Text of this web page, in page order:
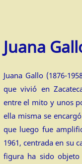
Juana
Juana Gallo (1876-
que vivió en
entre el mito y unos
ella misma se
que luego fue
1961, centrada en su
figura ha sido